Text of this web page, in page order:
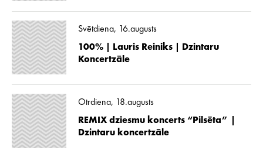
Svētdiena, 16.augusts
100% | Lauris Reiniks | Dzintaru
Koncertzāle
Otrdiena, 18.augusts
REMIX dziesmu koncerts “Pilsēta” |
Dzintaru koncertzāle